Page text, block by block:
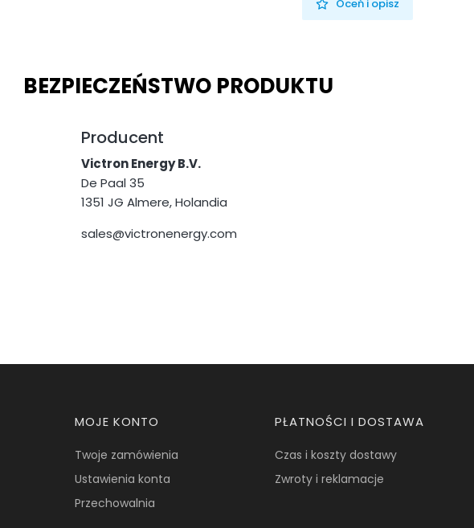
Oceń i opisz
BEZPIECZEŃSTWO PRODUKTU
Producent
Victron Energy B.V.
De Paal 35
1351 JG Almere, Holandia
sales@victronenergy.com
Linki w stopce
MOJE KONTO
Twoje zamówienia
Ustawienia konta
Przechowalnia
PŁATNOŚCI I DOSTAWA
Czas i koszty dostawy
Zwroty i reklamacje